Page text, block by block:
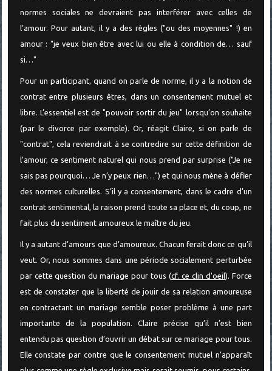
normes sociales ne devraient pas interférer avec celles de
l’amour. Pour autant, il y a des règles ("ou des moyennes" !) en
amour : "je veux bien être avec lui ou elle à condition de… sauf
si…"
Pour un participant, quand on parle de norme, il y a la notion de
contrat entre plusieurs êtres, dans un consentement mutuel et
libre. L’essentiel est de "pouvoir sortir du jeu" lorsqu’on souhaite
(par le divorce par exemple). Or, réagit Claire, si on parle de
"contrat", cela reviendrait à se contredire sur cette définition de
l’amour, ce sentiment naturel qui nous prend par surprise ("Je ne
sais pas pourquoi… Je n’y peux rien…") et qui nous mène à défier
des normes culturelles. S’il y a consentement, dans le cadre d’un
contrat sentimental, la raison prend toute sa place et, du coup, ne
fait plus du sentiment amoureux le maître du jeu.
Il y a autant d’amours que d’amoureux. Chacun ferait donc ce qu’il
veut. Or, nous sommes dans une période socialement perturbée
par cette question du mariage pour tous (cf. ce clin d'oeil). Force
est de constater que la liberté de jouir de sa relation amoureuse
en contractant un mariage semble poser problème à une part
importante de la population. Claire précise qu’il n’est bien
entendu pas question d’ouvrir un débat sur ce mariage pour tous.
Elle constate par contre que le consentement mutuel n’apparaît